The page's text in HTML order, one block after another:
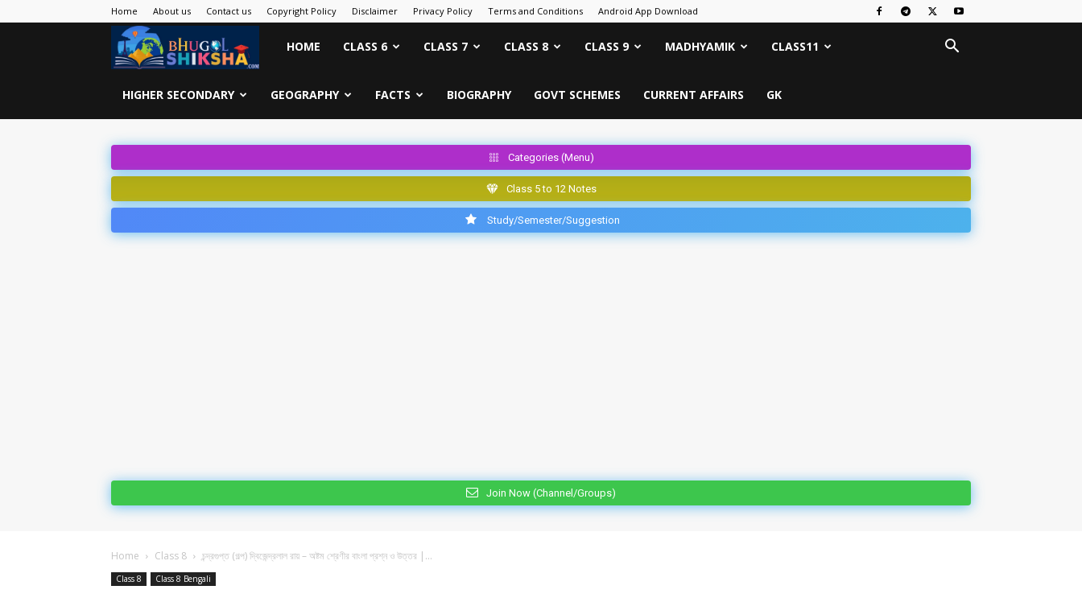
Home About us Contact us Copyright Policy Disclaimer Privacy Policy Terms and Conditions Android App Download
Bhugol
Shiksha
HOME CLASS 6 CLASS 7 CLASS 8 CLASS 9 MADHYAMIK CLASS11
HIGHER SECONDARY GEOGRAPHY FACTS BIOGRAPHY GOVT SCHEMES CURRENT AFFAIRS GK
Categories (Menu)
Class 5 to 12 Notes
Study/Semester/Suggestion
Join Now (Channel/Groups)
Home Class 8 চন্দ্রগুপ্ত (গল্প) দ্বিজেন্দ্রলাল রায় – অষ্টম শ্রেণীর বাংলা প্রশ্ন ও উত্তর |...
Class 8 Class 8 Bengali